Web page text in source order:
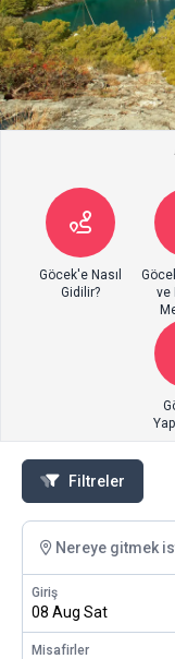
Göcek'e Nasıl
Gidilir?
ve
Filtreler
Nereye gitmek
Giriş
08 Aug Sat
Misafirler